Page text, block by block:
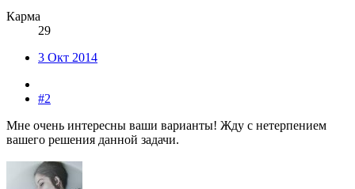
Карма
29
3 Окт 2014
#2
Мне очень интересны ваши варианты! Жду с нетерпением
вашего решения данной задачи.